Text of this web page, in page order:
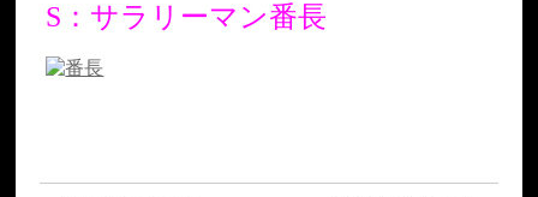
S：サラリーマン番長